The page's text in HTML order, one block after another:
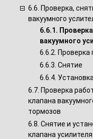
6.6. Проверка,
вакуумного
6.6.1.
вакуумного
6.6.2. Проверка
6.6.3. Снятие
6.6.4. Установка
6.7. Проверка
клапана
тормозов
6.8. Снятие и
клапана